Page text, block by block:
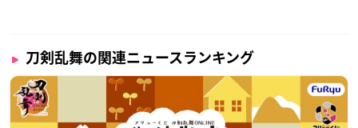
刀剣乱舞の関連ニュースランキング